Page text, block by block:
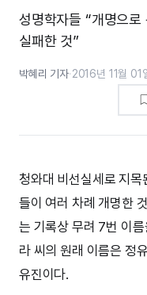
성명학자들 “개명으
실패한 것”
박혜리 기자·2016년 11월 01
청와대 비선실세로 지
들이 여러 차례 개명한
는 기록상 무려 7번 이
라 씨의 원래 이름은 정
유진이다.